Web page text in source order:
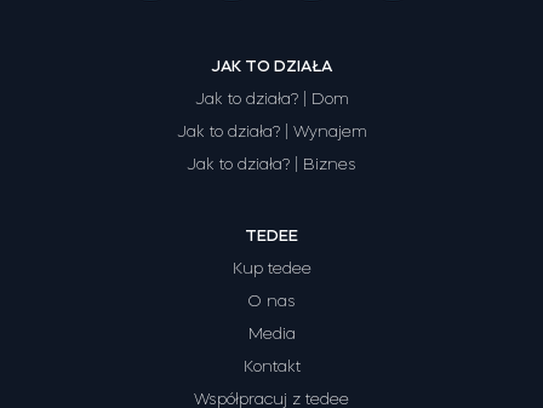
JAK TO DZIAŁA
Jak to działa? | Dom
Jak to działa? | Wynajem
Jak to działa? | Biznes
TEDEE
Kup tedee
O nas
Media
Kontakt
Współpracuj z tedee